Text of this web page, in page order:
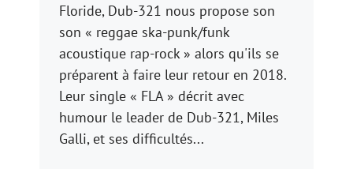
Floride, Dub-321 nous propose son
son « reggae ska-punk/funk
acoustique rap-rock » alors qu'ils se
préparent à faire leur retour en 2018.
Leur single « FLA » décrit avec
humour le leader de Dub-321, Miles
Galli, et ses difficultés...